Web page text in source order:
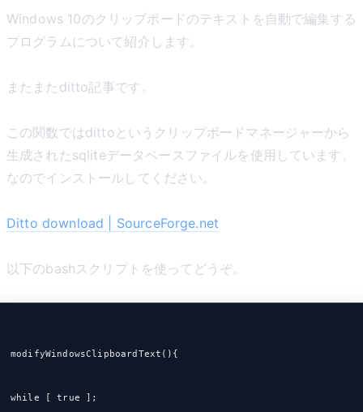
Windows 10のクリップボードのテキストを自動で編集する
プログラムについて紹介します。
またまたditto記事です。
この関数ではdittoというクリップボードマネージャーから
生成されたsqliteデータベースファイルを使用しています。
なのでインストールしてください。
Ditto download | SourceForge.net
以下のbashスクリプトを使ってどうぞ。
modifyWindowsClipboardText(){
while [ true ];